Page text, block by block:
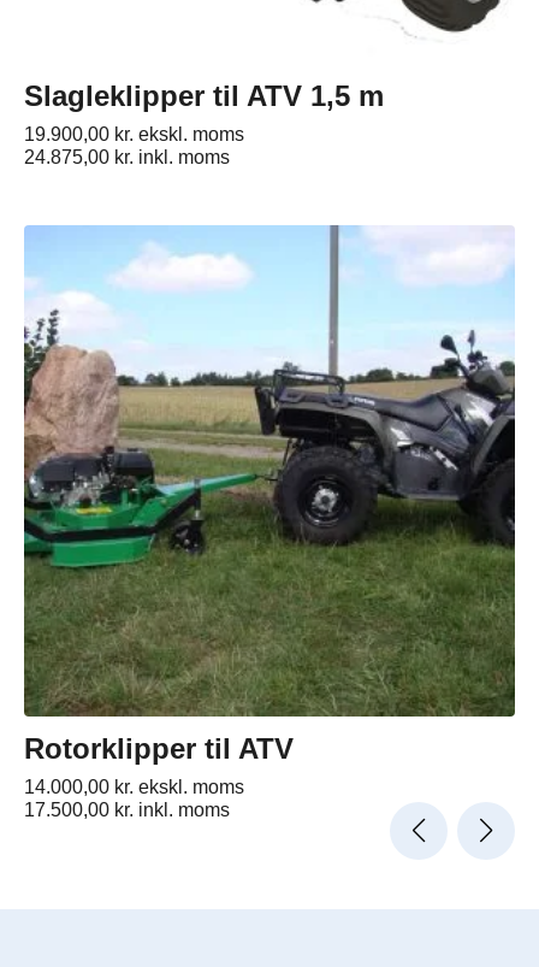
Slagleklipper til ATV 1,5 m
19.900,00 kr. ekskl. moms
24.875,00 kr. inkl. moms
Rotorklipper til ATV
14.000,00 kr. ekskl. moms
17.500,00 kr. inkl. moms